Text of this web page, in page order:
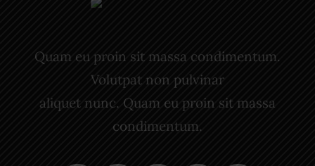
Quam eu proin sit massa condimentum.
Volutpat non pulvinar
aliquet nunc. Quam eu proin sit massa
condimentum.